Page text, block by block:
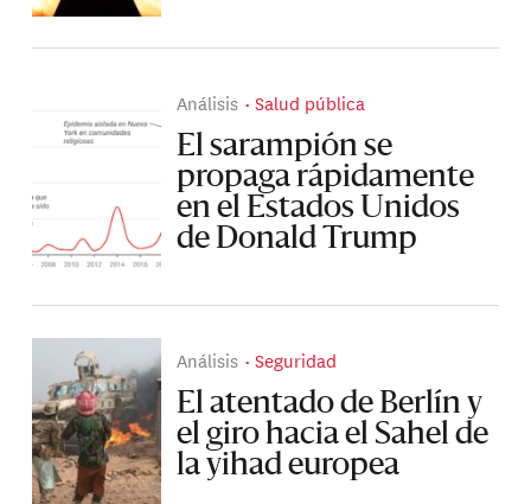
Análisis Salud pública
El sarampión se
propaga rápidamente
en el Estados Unidos
de Donald Trump
Análisis Seguridad
El atentado de Berlín y
el giro hacia el Sahel de
la yihad europea